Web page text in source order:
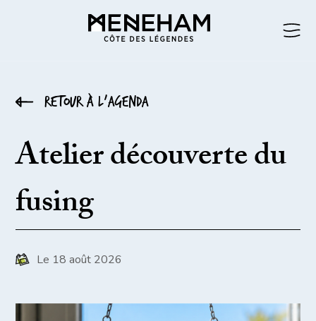
Retour à l’agenda
Atelier découverte du
fusing
Le 18 août 2026